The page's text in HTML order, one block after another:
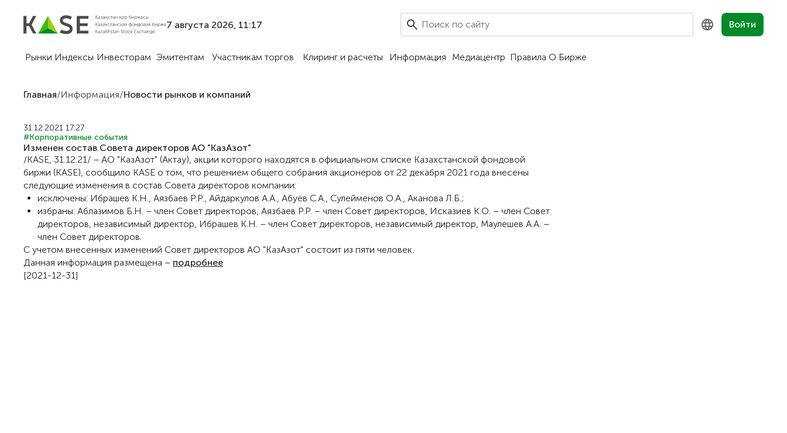
7 августа 2026, 11:17 Войти
Рынки Индексы Инвесторам Эмитентам Участникам торгов Клиринг и расчеты Информация Медиацентр Правила О Бирже
Главная/Информация/Новости рынков и компаний
31.12.2021 17:27
#Корпоративные события
Изменен состав Совета директоров АО "КазАзот"
/KASE, 31.12.21/ – АО "КазАзот" (Актау), акции которого находятся в официальном списке Казахстанской фондовой
биржи (KASE), сообщило KASE о том, что решением общего собрания акционеров от 22 декабря 2021 года внесены
следующие изменения в состав Совета директоров компании:
исключены: Ибрашев К.Н., Аязбаев Р.Р., Айдаркулов А.А., Абуев С.А., Сулейменов О.А., Аканова Л.Б.;
избраны: Аблазимов Б.Н. – член Совет директоров, Аязбаев Р.Р. – член Совет директоров, Исказиев К.О. – член Совет
директоров, независимый директор, Ибрашев К.Н. – член Совет директоров, независимый директор, Маулешев А.А. –
член Совет директоров.
С учетом внесенных изменений Совет директоров АО "КазАзот" состоит из пяти человек.
Данная информация размещена – подробнее
[2021-12-31]